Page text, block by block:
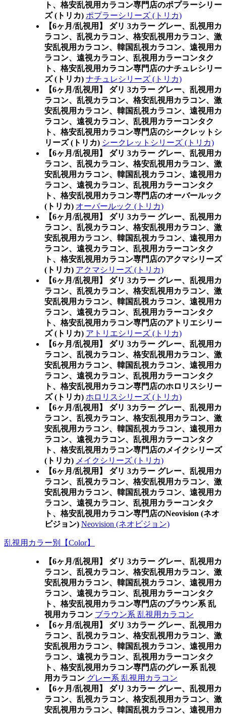
ト、格安乱視用カラコン専門店のポプラーシリー
ズ (トリカ) ポプラーシリーズ (トリカ)
【6ヶ月/乱視用】 ダリ 3カラー グレー、乱視用カ
ラコン、乱視カラコン、格安乱視用カラコン、激
安乱視用カラコン、韓国乱視カラコン、遠視用カ
ラコン、遠視カラコン、乱視用カラーコンタク
ト、格安乱視用カラコン専門店のナチュレシリー
ズ (トリカ) ナチュレシリーズ (トリカ)
【6ヶ月/乱視用】 ダリ 3カラー グレー、乱視用カ
ラコン、乱視カラコン、格安乱視用カラコン、激
安乱視用カラコン、韓国乱視カラコン、遠視用カ
ラコン、遠視カラコン、乱視用カラーコンタク
ト、格安乱視用カラコン専門店のシークレットシ
リーズ (トリカ) シークレットシリーズ (トリカ)
【6ヶ月/乱視用】 ダリ 3カラー グレー、乱視用カ
ラコン、乱視カラコン、格安乱視用カラコン、激
安乱視用カラコン、韓国乱視カラコン、遠視用カ
ラコン、遠視カラコン、乱視用カラーコンタク
ト、格安乱視用カラコン専門店のオーバールック
(トリカ) オーバールック (トリカ)
【6ヶ月/乱視用】 ダリ 3カラー グレー、乱視用カ
ラコン、乱視カラコン、格安乱視用カラコン、激
安乱視用カラコン、韓国乱視カラコン、遠視用カ
ラコン、遠視カラコン、乱視用カラーコンタク
ト、格安乱視用カラコン専門店のアクマシリーズ
(トリカ) アクマシリーズ (トリカ)
【6ヶ月/乱視用】 ダリ 3カラー グレー、乱視用カ
ラコン、乱視カラコン、格安乱視用カラコン、激
安乱視用カラコン、韓国乱視カラコン、遠視用カ
ラコン、遠視カラコン、乱視用カラーコンタク
ト、格安乱視用カラコン専門店のアトリエシリー
ズ (トリカ) アトリエシリーズ (トリカ)
【6ヶ月/乱視用】 ダリ 3カラー グレー、乱視用カ
ラコン、乱視カラコン、格安乱視用カラコン、激
安乱視用カラコン、韓国乱視カラコン、遠視用カ
ラコン、遠視カラコン、乱視用カラーコンタク
ト、格安乱視用カラコン専門店のホロリスシリー
ズ (トリカ) ホロリスシリーズ (トリカ)
【6ヶ月/乱視用】 ダリ 3カラー グレー、乱視用カ
ラコン、乱視カラコン、格安乱視用カラコン、激
安乱視用カラコン、韓国乱視カラコン、遠視用カ
ラコン、遠視カラコン、乱視用カラーコンタク
ト、格安乱視用カラコン専門店のメイクシリーズ
(トリカ) メイクシリーズ (トリカ)
【6ヶ月/乱視用】 ダリ 3カラー グレー、乱視用カ
ラコン、乱視カラコン、格安乱視用カラコン、激
安乱視用カラコン、韓国乱視カラコン、遠視用カ
ラコン、遠視カラコン、乱視用カラーコンタク
ト、格安乱視用カラコン専門店のNeovision (ネオ
ビジョン) Neovision (ネオビジョン)
乱視用カラー別【Color】
【6ヶ月/乱視用】 ダリ 3カラー グレー、乱視用カ
ラコン、乱視カラコン、格安乱視用カラコン、激
安乱視用カラコン、韓国乱視カラコン、遠視用カ
ラコン、遠視カラコン、乱視用カラーコンタク
ト、格安乱視用カラコン専門店のブラウン系 乱
視用カラコン ブラウン系 乱視用カラコン
【6ヶ月/乱視用】 ダリ 3カラー グレー、乱視用カ
ラコン、乱視カラコン、格安乱視用カラコン、激
安乱視用カラコン、韓国乱視カラコン、遠視用カ
ラコン、遠視カラコン、乱視用カラーコンタク
ト、格安乱視用カラコン専門店のグレー系 乱視
用カラコン グレー系 乱視用カラコン
【6ヶ月/乱視用】 ダリ 3カラー グレー、乱視用カ
ラコン、乱視カラコン、格安乱視用カラコン、激
安乱視用カラコン、韓国乱視カラコン、遠視用カ